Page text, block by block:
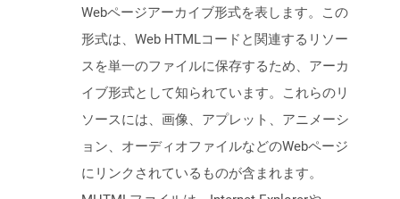
Webページアーカイブ形式を表します。この
形式は、Web HTMLコードと関連するリソー
スを単一のファイルに保存するため、アーカ
イブ形式として知られています。これらのリ
ソースには、画像、アプレット、アニメーシ
ョン、オーディオファイルなどのWebページ
にリンクされているものが含まれます。